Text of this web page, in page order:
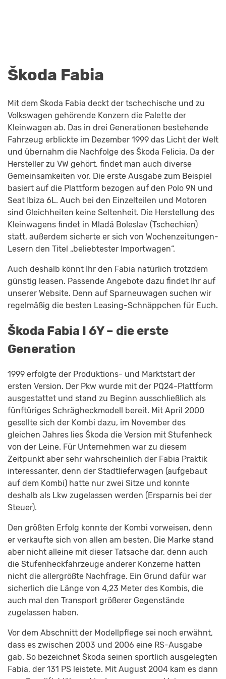
Škoda Fabia
Mit dem Škoda Fabia deckt der tschechische und zu
Volkswagen gehörende Konzern die Palette der
Kleinwagen ab. Das in drei Generationen bestehende
Fahrzeug erblickte im Dezember 1999 das Licht der Welt
und übernahm die Nachfolge des Škoda Felicia. Da der
Hersteller zu VW gehört, findet man auch diverse
Gemeinsamkeiten vor. Die erste Ausgabe zum Beispiel
basiert auf die Plattform bezogen auf den Polo 9N und
Seat Ibiza 6L. Auch bei den Einzelteilen und Motoren
sind Gleichheiten keine Seltenheit. Die Herstellung des
Kleinwagens findet in Mladá Boleslav (Tschechien)
statt, außerdem sicherte er sich von Wochenzeitungen-
Lesern den Titel „beliebtester Importwagen“.
Auch deshalb könnt Ihr den Fabia natürlich trotzdem
günstig leasen. Passende Angebote dazu findet Ihr auf
unserer Website. Denn auf Sparneuwagen suchen wir
regelmäßig die besten Leasing-Schnäppchen für Euch.
Škoda Fabia I 6Y – die erste
Generation
1999 erfolgte der Produktions- und Marktstart der
ersten Version. Der Pkw wurde mit der PQ24-Plattform
ausgestattet und stand zu Beginn ausschließlich als
fünftüriges Schrägheckmodell bereit. Mit April 2000
gesellte sich der Kombi dazu, im November des
gleichen Jahres lies Škoda die Version mit Stufenheck
von der Leine. Für Unternehmen war zu diesem
Zeitpunkt aber sehr wahrscheinlich der Fabia Praktik
interessanter, denn der Stadtlieferwagen (aufgebaut
auf dem Kombi) hatte nur zwei Sitze und konnte
deshalb als Lkw zugelassen werden (Ersparnis bei der
Steuer).
Den größten Erfolg konnte der Kombi vorweisen, denn
er verkaufte sich von allen am besten. Die Marke stand
aber nicht alleine mit dieser Tatsache dar, denn auch
die Stufenheckfahrzeuge anderer Konzerne hatten
nicht die allergrößte Nachfrage. Ein Grund dafür war
sicherlich die Länge von 4,23 Meter des Kombis, die
auch mal den Transport größerer Gegenstände
zugelassen haben.
Vor dem Abschnitt der Modellpflege sei noch erwähnt,
dass es zwischen 2003 und 2006 eine RS-Ausgabe
gab. So bezeichnet Škoda seinen sportlich ausgelegten
Fabia, der 131 PS leistete. Mit August 2004 kam es dann